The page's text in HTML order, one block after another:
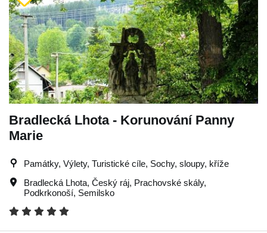
Bradlecká Lhota - Korunování Panny
Marie
Památky, Výlety, Turistické cíle, Sochy, sloupy, kříže
Bradlecká Lhota, Český ráj, Prachovské skály,
Podkrkonoší, Semilsko